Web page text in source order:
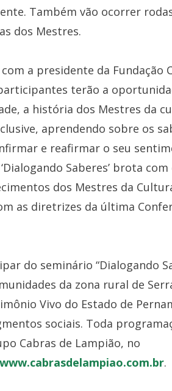
Também vão ocorrer
dos Mestres.
a presidente da Fundação
terão a
a história dos Mestres da
aprendendo sobre os
e reafirmar o seu
Saberes’ brota
dos Mestres da
as diretrizes da última
do seminário “Dialogando
da zona rural de
Vivo do Estado de
sociais. Toda
Cabras de Lampião, no
www.cabrasdelampiao.com.br.